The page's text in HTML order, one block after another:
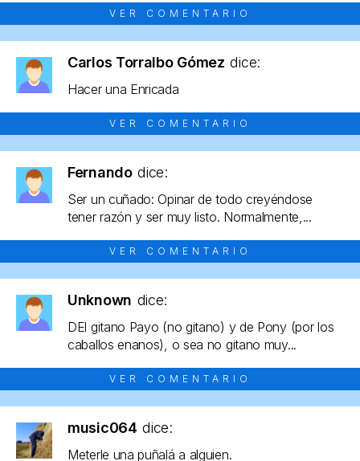
VER COMENTARIO
Carlos Torralbo Gómez dice:
Hacer una Enricada
VER COMENTARIO
Fernando dice:
Ser un cuñado: Opinar de todo creyéndose
tener razón y ser muy listo. Normalmente,...
VER COMENTARIO
Unknown dice:
DEl gitano Payo (no gitano) y de Pony (por los
caballos enanos), o sea no gitano muy...
VER COMENTARIO
music064 dice:
Meterle una puñalá a alguien.